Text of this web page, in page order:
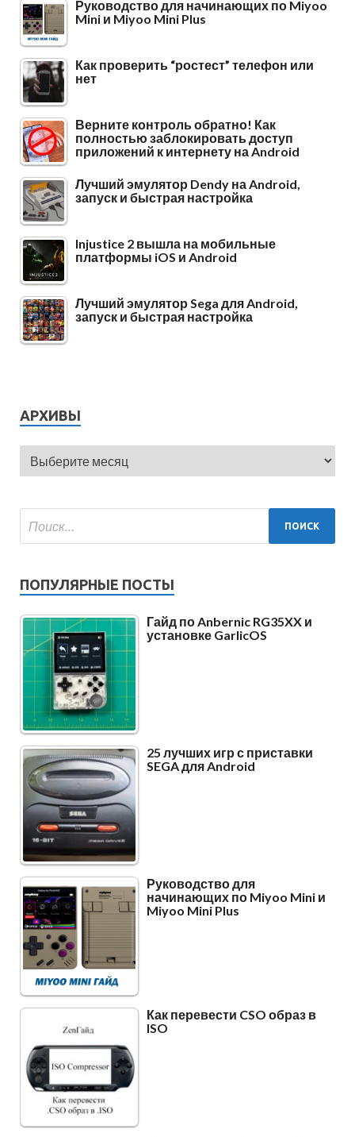
Руководство для начинающих по Miyoo
Mini и Miyoo Mini Plus
Как проверить “ростест” телефон или
нет
Верните контроль обратно! Как
полностью заблокировать доступ
приложений к интернету на Android
Лучший эмулятор Dendy на Android,
запуск и быстрая настройка
Injustice 2 вышла на мобильные
платформы iOS и Android
Лучший эмулятор Sega для Android,
запуск и быстрая настройка
АРХИВЫ
ПОПУЛЯРНЫЕ ПОСТЫ
Гайд по Anbernic RG35XX и
установке GarlicOS
25 лучших игр с приставки
SEGA для Android
Руководство для
начинающих по Miyoo Mini и
Miyoo Mini Plus
Как перевести CSO образ в
ISO